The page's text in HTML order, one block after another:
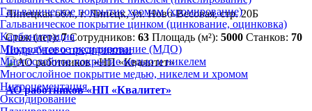
Гальваническое покрытие хромом (хромирование)
Гальваническое покрытие цинком (цинкование, оцинковка)
Карбонитрация
Микродуговое оксидирование (МДО)
Многослойное покрытие медью и никелем
Многослойное покрытие медью, никелем и хромом
Нитроцементация
Оксидирование
Липецкая обл., г. Липецк, ул. Ново-Весовая, стр. 20Б
Стаж (лет):7 Сотрудников: 63 Площадь (м²): 5000 Станков: 70
Подробнее о предприятии
АО работников «НП «Квалитет»